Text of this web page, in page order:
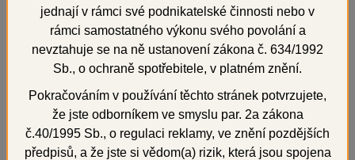
jednají v rámci své podnikatelské činnosti nebo v
rámci samostatného výkonu svého povolání a
nevztahuje se na ně ustanovení zákona č. 634/1992
Sb., o ochraně spotřebitele, v platném znění.
Pokračováním v používání těchto stránek potvrzujete,
že jste odborníkem ve smyslu par. 2a zákona
č.40/1995 Sb., o regulaci reklamy, ve znění pozdějších
předpisů, a že jste si vědom(a) rizik, která jsou spojena